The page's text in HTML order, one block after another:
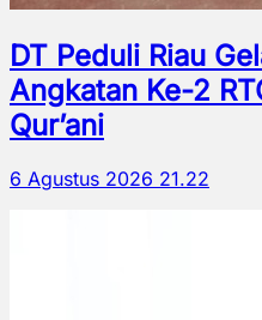
DT Peduli Riau
Angkatan Ke-2
Qur’ani
6 Agustus 2026 21.22